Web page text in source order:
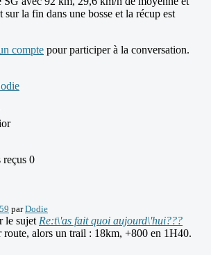
sur la fin dans une bosse et la récup est
compte pour participer à la conversation.
reçus 0
parDodie
le sujet Re:t\'as fait quoi aujourd\'hui???
route, alors un trail : 18km, +800 en 1H40.